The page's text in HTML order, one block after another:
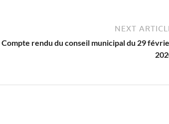
NEXT
Compte rendu du conseil municipal du 29